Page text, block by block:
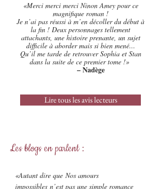
«Merci merci merci Ninon Amey pour ce
magnifique roman !
Je n’ai pas réussi à m’en décoller du début à
la fin ! Deux personnages tellement
attachants, une histoire prenante, un sujet
difficile à aborder mais si bien mené...
Qu’il me tarde de retrouver Sophia et Stan
dans la suite de ce premier tome !»
– Nadège
Lire tous les avis lecteurs
Les blogs en parlent :
«Autant dire que Nos amours
impossibles n’est pas une simple romance